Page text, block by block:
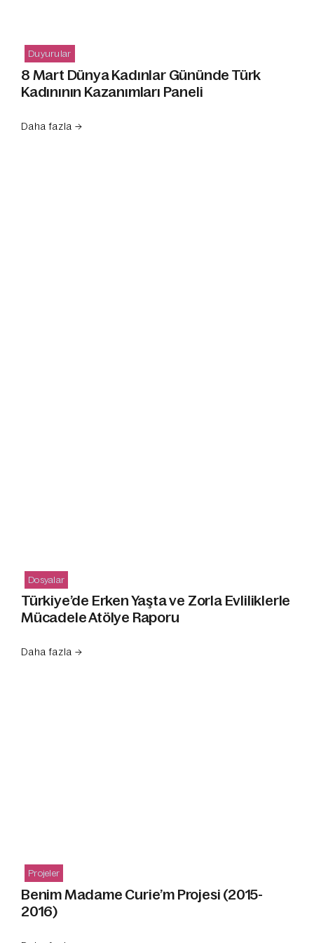
Duyurular
8 Mart Dünya Kadınlar Gününde Türk
Kadınının Kazanımları Paneli
Daha fazla →
Dosyalar
Türkiye’de Erken Yaşta ve Zorla Evliliklerle
Mücadele Atölye Raporu
Daha fazla →
Projeler
Benim Madame Curie’m Projesi (2015-
2016)